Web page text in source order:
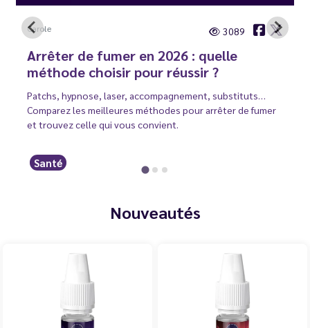
Carole 3089
Arrêter de fumer en 2026 : quelle
méthode choisir pour réussir ?
Patchs, hypnose, laser, accompagnement, substituts…
Comparez les meilleures méthodes pour arrêter de fumer
et trouvez celle qui vous convient.
Santé
Nouveautés